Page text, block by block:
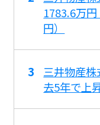
1783.6万
円）
三井物産
去5年で上